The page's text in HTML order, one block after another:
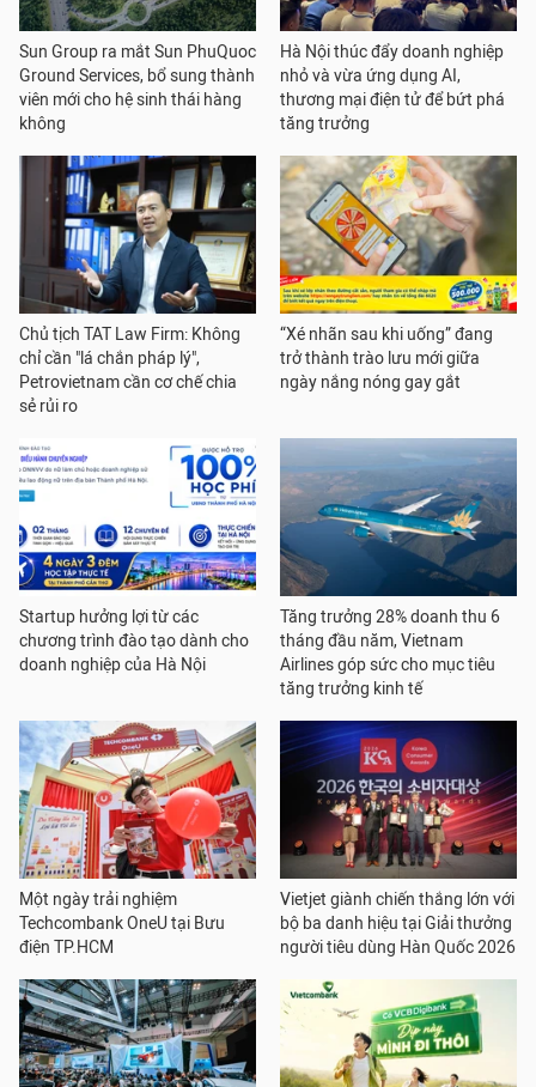
Sun Group ra mắt Sun PhuQuoc
Ground Services, bổ sung thành
viên mới cho hệ sinh thái hàng
không
Hà Nội thúc đẩy doanh nghiệp
nhỏ và vừa ứng dụng AI,
thương mại điện tử để bứt phá
tăng trưởng
Chủ tịch TAT Law Firm: Không
chỉ cần "lá chắn pháp lý",
Petrovietnam cần cơ chế chia
sẻ rủi ro
“Xé nhãn sau khi uống” đang
trở thành trào lưu mới giữa
ngày nắng nóng gay gắt
Startup hưởng lợi từ các
chương trình đào tạo dành cho
doanh nghiệp của Hà Nội
Tăng trưởng 28% doanh thu 6
tháng đầu năm, Vietnam
Airlines góp sức cho mục tiêu
tăng trưởng kinh tế
Một ngày trải nghiệm
Techcombank OneU tại Bưu
điện TP.HCM
Vietjet giành chiến thắng lớn với
bộ ba danh hiệu tại Giải thưởng
người tiêu dùng Hàn Quốc 2026